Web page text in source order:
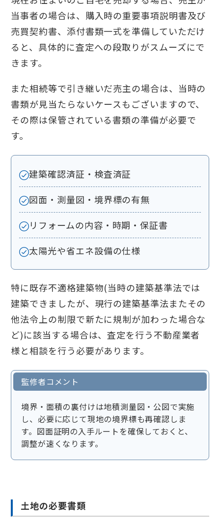
当事者の場合は、購入時の重要事項説明書及び
売買契約書、添付書類一式を準備していただけ
ると、具体的に査定への段取りがスムーズにで
きます。
また相続等で引き継いだ売主の場合は、当時の
書類が見当たらないケースもございますので、
その際は保管されている書類の準備が必要で
す。
建築確認済証・検査済証
図面・測量図・境界標の有無
リフォームの内容・時期・保証書
太陽光や省エネ設備の仕様
特に既存不適格建築物(当時の建築基準法では
建築できましたが、現行の建築基準法またその
他法令上の制限で新たに規制が加わった場合な
ど)に該当する場合は、査定を行う不動産業者
様と相談を行う必要があります。
監修者コメント
境界・面積の裏付けは地積測量図・公図で実施
し、必要に応じて現地の境界標も再確認しま
す。図面証明の入手ルートを確保しておくと、
調整が速くなります。
土地の必要書類